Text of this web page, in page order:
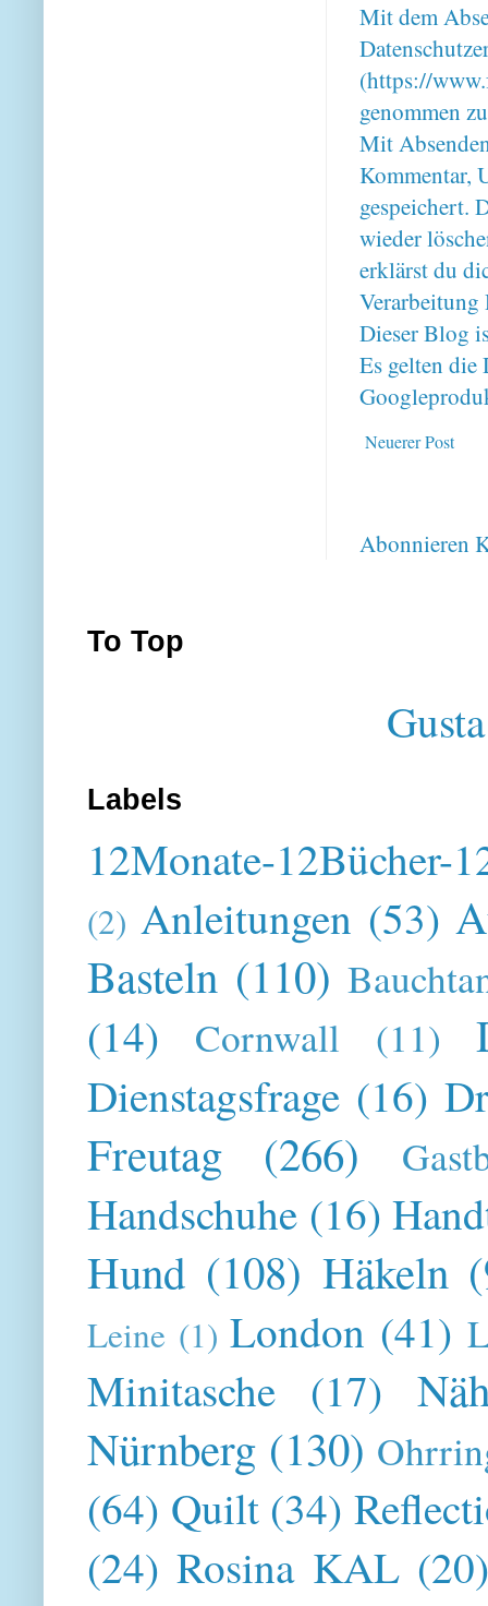
Mit dem
(https://
genommen
Mit
Kommentar,
gespeichert.
wieder
erklärst du
Verarbeitung
Dieser Blog
Es gelten
Neuerer Post
Abonnieren
To Top
Labels
12Monate-12Bücher-
(2) Anleitungen (53)
Basteln (110)
(14) Cornwall (11)
Dienstagsfrage (16)
Freutag (266)
Handschuhe (16)
Hund (108) Häkeln
Leine (1) London (41)
Minitasche (17)
Nürnberg (130)
(64) Quilt (34)
(24) Rosina KAL